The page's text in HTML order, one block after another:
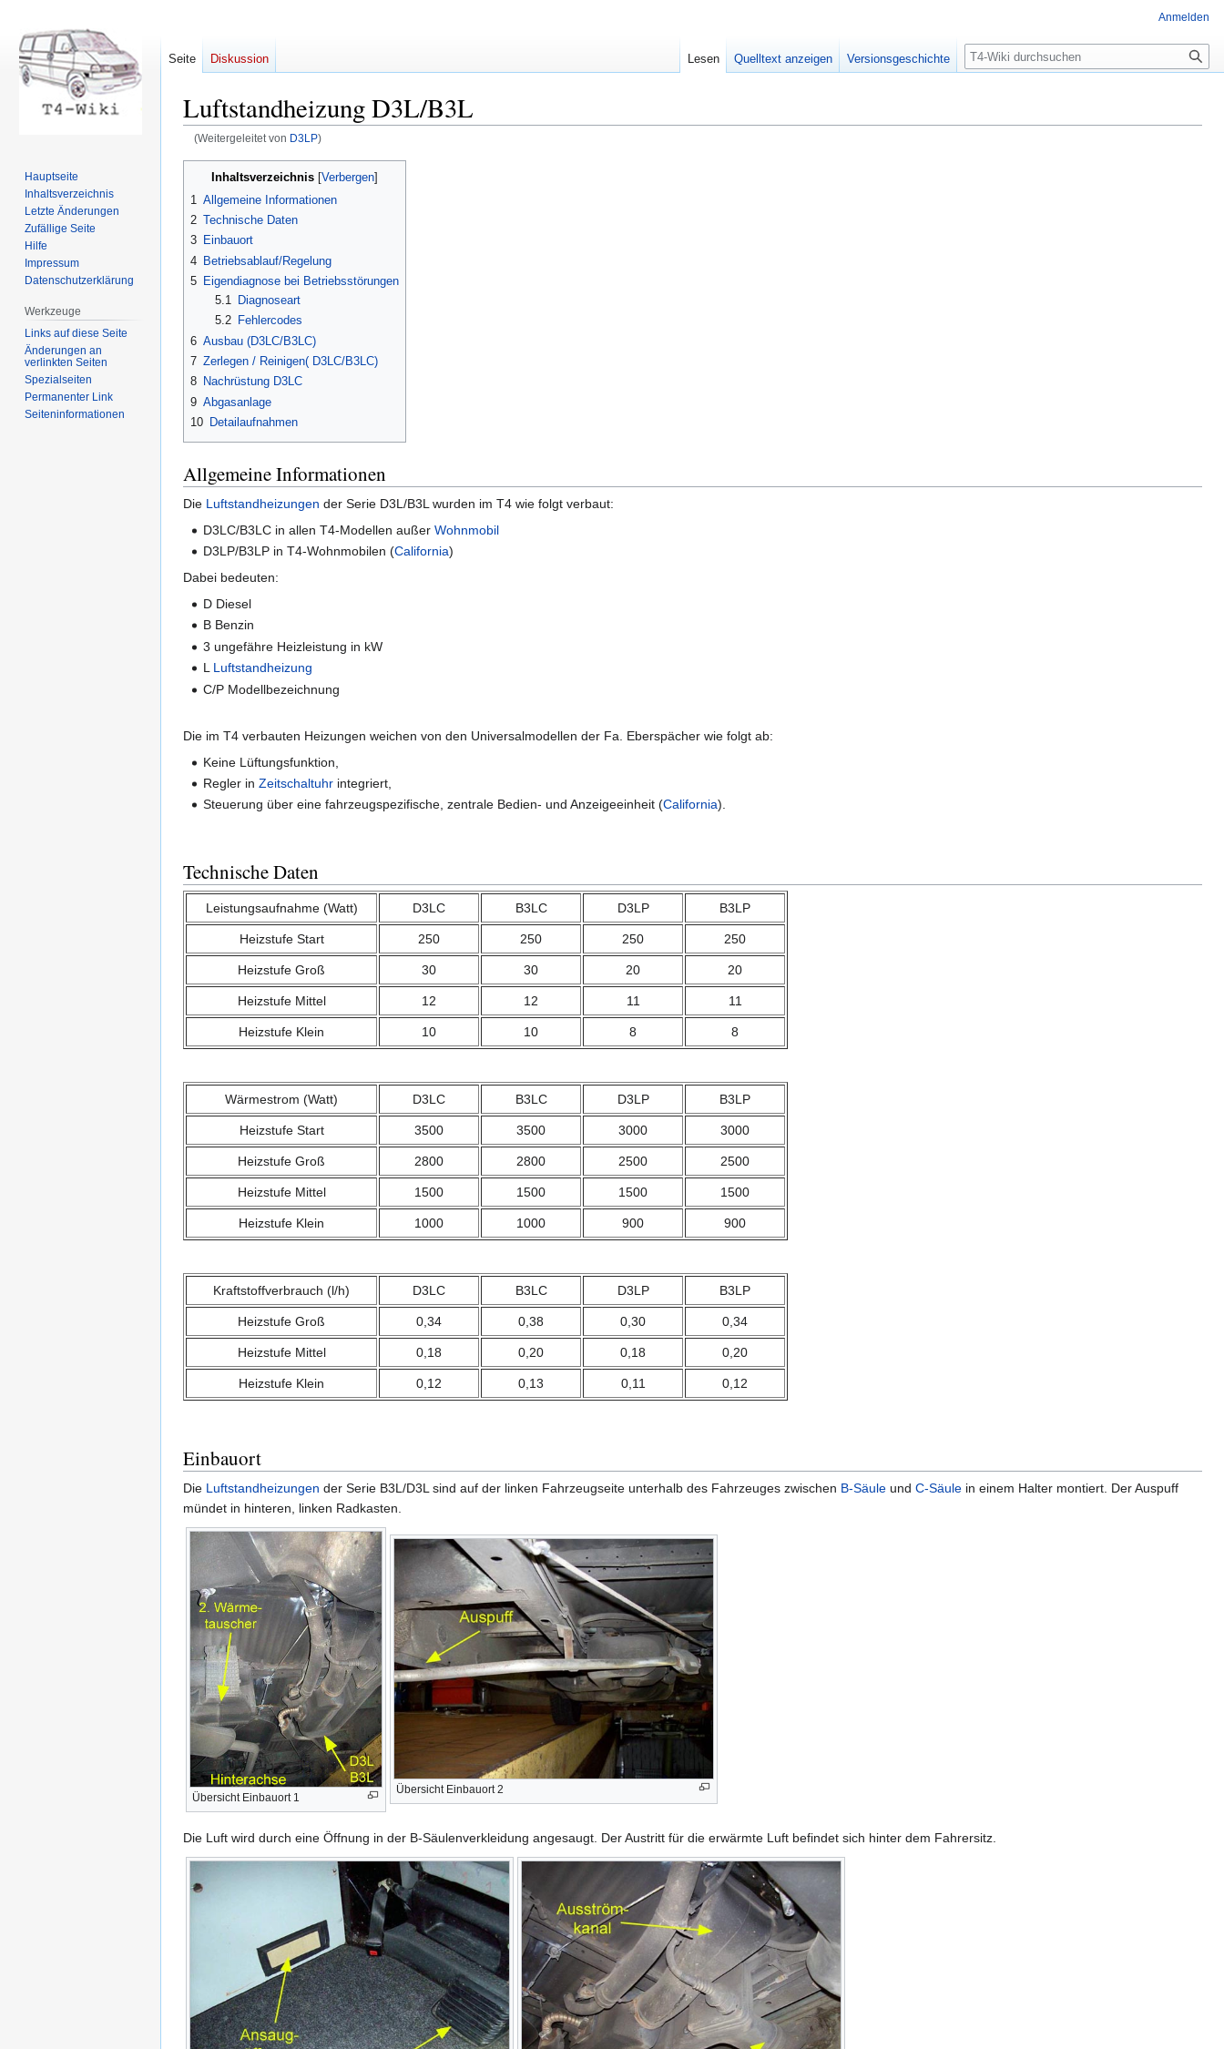
Luftstandheizung D3L/B3L
(Weitergeleitet von D3LP)
springen
springen
Inhaltsverzeichnis
1 Allgemeine Informationen
2 Technische Daten
3 Einbauort
4 Betriebsablauf/Regelung
5 Eigendiagnose bei Betriebsstörungen
5.1
Diagnoseart
5.2
Fehlercodes
6 Ausbau (D3LC/B3LC)
7 Zerlegen / Reinigen( D3LC/B3LC)
8 Nachrüstung D3LC
9 Abgasanlage
10 Detailaufnahmen
Allgemeine Informationen
Die Luftstandheizungen der Serie D3L/B3L wurden im T4 wie folgt verbaut:
D3LC/B3LC in allen T4-Modellen außerWohnmobil
D3LP/B3LP in T4-Wohnmobilen (California)
Dabei bedeuten:
D Diesel
B Benzin
3 ungefähre Heizleistung in kW
L Luftstandheizung
C/P Modellbezeichnung
Die im T4 verbauten Heizungen weichen von den Universalmodellen der Fa. Eberspächer wie folgt ab:
Keine Lüftungsfunktion,
Regler inZeitschaltuhr integriert,
Steuerung über eine fahrzeugspezifische, zentrale Bedien- und Anzeigeeinheit (California).
Technische Daten
Leistungsaufnahme (Watt) D3LC B3LC D3LP B3LP
Heizstufe Start 250 250 250 250
Heizstufe Groß 30 30 20 20
Heizstufe Mittel 12 12 11 11
Heizstufe Klein 10 10 8 8
Wärmestrom (Watt) D3LC B3LC D3LP B3LP
Heizstufe Start 3500 3500 3000 3000
Heizstufe Groß 2800 2800 2500 2500
Heizstufe Mittel 1500 1500 1500 1500
Heizstufe Klein 1000 1000 900 900
Kraftstoffverbrauch (l/h) D3LC B3LC D3LP B3LP
Heizstufe Groß 0,34 0,38 0,30 0,34
Heizstufe Mittel 0,18 0,20 0,18 0,20
Heizstufe Klein 0,12 0,13 0,11 0,12
Einbauort
Die Luftstandheizungen der Serie B3L/D3L sind auf der linken Fahrzeugseite unterhalb des Fahrzeuges zwischen B-Säule und C-Säule in einem Halter montiert. Der Auspuff
mündet in hinteren, linken Radkasten.
Übersicht Einbauort 1
Übersicht Einbauort 2
Die Luft wird durch eine Öffnung in der B-Säulenverkleidung angesaugt. Der Austritt für die erwärmte Luft befindet sich hinter dem Fahrersitz.
Anmelden
Seite Diskussion Lesen Quelltext anzeigen Versionsgeschichte Suche
Hauptseite
Inhaltsverzeichnis
Letzte Änderungen
Zufällige Seite
Hilfe
Impressum
Datenschutzerklärung
Werkzeuge
Links auf diese Seite
Änderungen an
verlinkten Seiten
Spezialseiten
Permanenter Link
Seiten­informationen